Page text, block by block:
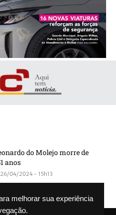
melhorar sua experiência
do Molejo morre de
anos
26/04/2024 - 15h13